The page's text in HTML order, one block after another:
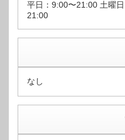
平日：9:00〜21:00 土曜
21:00
なし